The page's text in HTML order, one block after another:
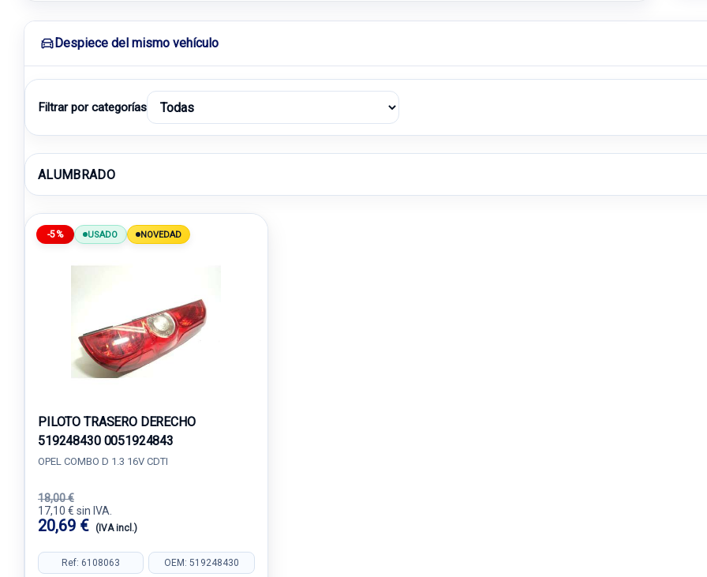
Despiece del mismo vehículo
Filtrar por categorías
ALUMBRADO
-5% USADO NOVEDAD
PILOTO TRASERO DERECHO
519248430 0051924843
OPEL COMBO D 1.3 16V CDTI
18,00 €
17,10 € sin IVA.
20,69 € (IVA incl.)
Ref: 6108063 OEM: 519248430